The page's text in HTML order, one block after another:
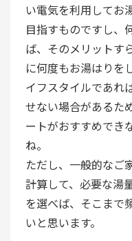
い電気を利用してお
目指すものですし、
ば、そのメリットす
に何度もお湯はりを
イフスタイルであれ
せない場合があるた
ートがおすすめでき
ね。
ただし、一般的なご
計算して、必要な湯
を選べば、そこまで
いと思います。